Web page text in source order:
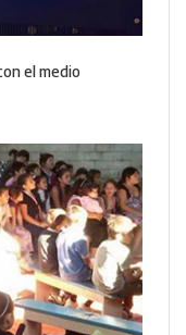
el medio